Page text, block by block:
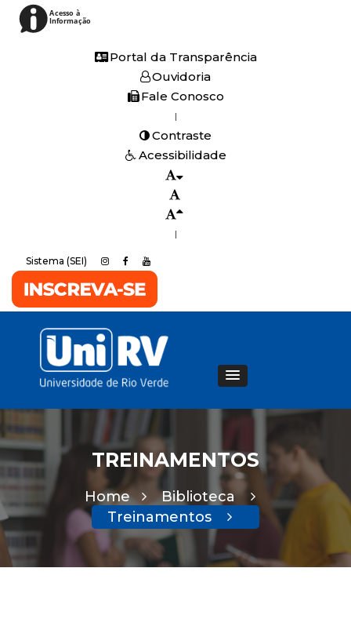
Acesso à
Informação
Portal da Transparência
Ouvidoria
Fale Conosco
|
Contraste
Acessibilidade
|
Sistema (SEI)
TREINAMENTOS
Home
Biblioteca
Treinamentos